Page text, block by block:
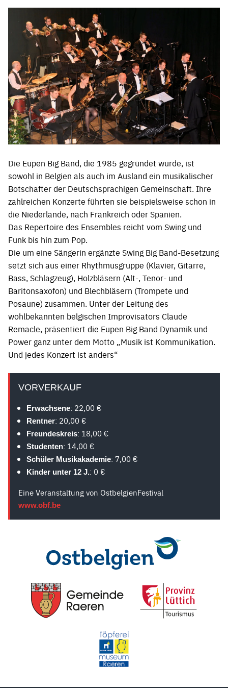
Die Eupen Big Band, die 1985 gegründet wurde, ist
sowohl in Belgien als auch im Ausland ein musikalischer
Botschafter der Deutschsprachigen Gemeinschaft. Ihre
zahlreichen Konzerte führten sie beispielsweise schon in
die Niederlande, nach Frankreich oder Spanien.
Das Repertoire des Ensembles reicht vom Swing und
Funk bis hin zum Pop.
Die um eine Sängerin ergänzte Swing Big Band-Besetzung
setzt sich aus einer Rhythmusgruppe (Klavier, Gitarre,
Bass, Schlagzeug), Holzbläsern (Alt-, Tenor- und
Baritonsaxofon) und Blechbläsern (Trompete und
Posaune) zusammen. Unter der Leitung des
wohlbekannten belgischen Improvisators Claude
Remacle, präsentiert die Eupen Big Band Dynamik und
Power ganz unter dem Motto „Musik ist Kommunikation.
Und jedes Konzert ist anders“
VORVERKAUF
Erwachsene: 22,00 €
Rentner: 20,00 €
Freundeskreis: 18,00 €
Studenten: 14,00 €
Schüler Musikakademie: 7,00 €
Kinder unter 12 J.: 0 €
Eine Veranstaltung von OstbelgienFestival
www.obf.be